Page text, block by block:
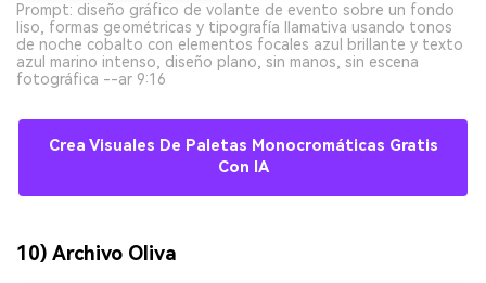
Prompt: diseño gráfico de volante de evento sobre un fondo
liso, formas geométricas y tipografía llamativa usando tonos
de noche cobalto con elementos focales azul brillante y texto
azul marino intenso, diseño plano, sin manos, sin escena
fotográfica --ar 9:16
Crea Visuales De Paletas Monocromáticas Gratis
Con IA
10) Archivo Oliva